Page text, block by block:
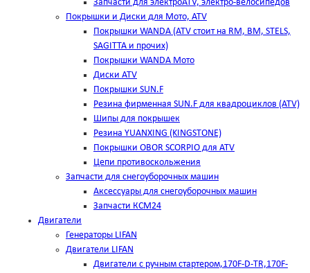
Запчасти для электроATV, электро-велосипедов
Покрышки и Диски для Мото, ATV
Покрышки WANDA (АТV стоит на RM, BM, STELS,
SAGITTA и прочих)
Покрышки WANDA Мото
Диски ATV
Покрышки SUN.F
Резина фирменная SUN.F для квадроциклов (АТV)
Шипы для покрышек
Резина YUANXING (KINGSTONE)
Покрышки OBOR SCORPIO для ATV
Цепи противоскольжения
Запчасти для снегоуборочных машин
Аксессуары для снегоуборочных машин
Запчасти КСМ24
Двигатели
Генераторы LIFAN
Двигатели LIFAN
Двигатели с ручным стартером,170F-D-TR,170F-